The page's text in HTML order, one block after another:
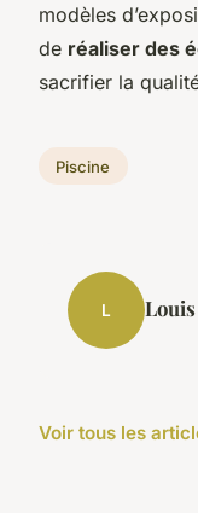
modèles
de réaliser des
sacrifier la
Piscine
L Louis
Voir tous les